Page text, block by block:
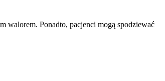
walorem. Ponadto, pacjenci mogą spodziewać